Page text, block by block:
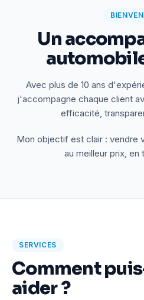
Un
Avec plus de 10 ans
j'accompagne chaque client
efficacité,
Mon objectif est clair : vendre
au meilleur prix, en
SERVICES
Comment
aider ?